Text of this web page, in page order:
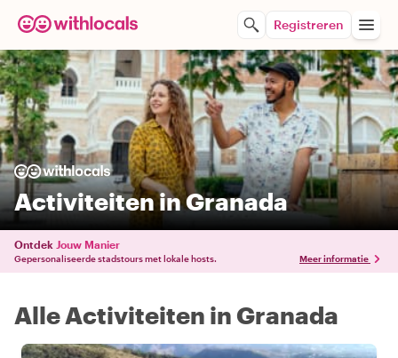
Registreren
Activiteiten in Granada
Ontdek Jouw Manier
Gepersonaliseerde stadstours met lokale hosts. Meer informatie
Alle Activiteiten in Granada